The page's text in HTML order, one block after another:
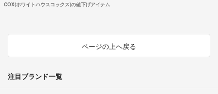
COX(ホワイトハウスコックス)の値下げアイテム
ページの上へ戻る
注目ブランド一覧